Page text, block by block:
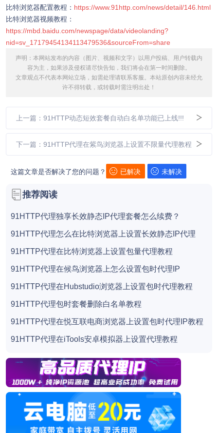
比特浏览器配置教程： https://www.91http.com/news/detail/146.html
比特浏览器视频教程：
https://mbd.baidu.com/newspage/data/videolanding?
nid=sv_17179454134113479536&sourceFrom=share
声明：本网站发布的内容（图片、视频和文字）以用户投稿、用户转载内
容为主，如果涉及侵权请尽快告知，我们将会在第一时间删除。
文章观点不代表本网站立场，如需处理请联系客服。本站原创内容未经允
许不得转载，或转载时需注明出处！
上一篇：91HTTP动态短效套餐自动白名单功能已上线!!!
下一篇：91HTTP代理在紫鸟浏览器上设置不限量代理教程
这篇文章是否解决了您的问题？ 已解决 未解决
推荐阅读
91HTTP代理独享长效静态IP代理套餐怎么续费？
91HTTP代理怎么在比特浏览器上设置长效静态IP代理
91HTTP代理在比特浏览器上设置包量代理教程
91HTTP代理在候鸟浏览器上怎么设置包时代理IP
91HTTP代理在Hubstudio浏览器上设置包时代理教程
91HTTP代理包时套餐删除白名单教程
91HTTP代理在悦互联电商浏览器上设置包时代理IP教程
91HTTP代理在iTools安卓模拟器上设置代理教程